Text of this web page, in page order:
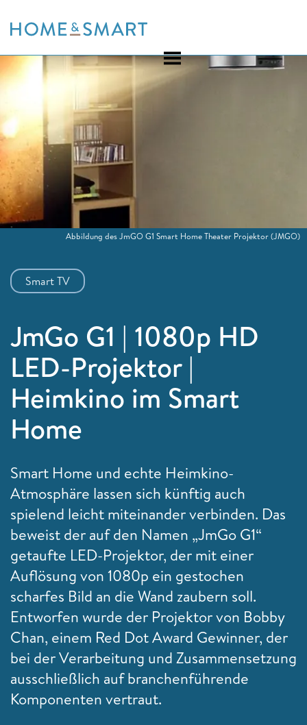
to
Smart TV
JmGo G1 | 1080p HD
LED-Projektor |
Heimkino im Smart
Home
Smart Home und echte Heimkino-
Atmosphäre lassen sich künftig auch
spielend leicht miteinander verbinden. Das
beweist der auf den Namen „JmGo G1“
getaufte LED-Projektor, der mit einer
Auflösung von 1080p ein gestochen
scharfes Bild an die Wand zaubern soll.
Entworfen wurde der Projektor von Bobby
Chan, einem Red Dot Award Gewinner, der
bei der Verarbeitung und Zusammensetzung
ausschließlich auf branchenführende
Komponenten vertraut.
Abbildung des JmGO G1 Smart Home Theater Projektor(JMGO)